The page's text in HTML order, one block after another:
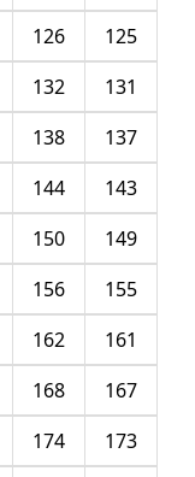
125
126
131
132
137
138
143
144
149
150
155
156
161
162
167
168
173
174